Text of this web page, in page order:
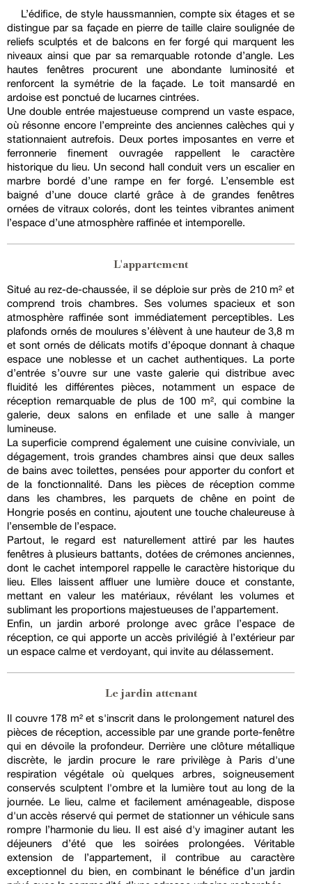
L’édifice, de style haussmannien, compte six étages et se
distingue par sa façade en pierre de taille claire soulignée de
reliefs sculptés et de balcons en fer forgé qui marquent les
niveaux ainsi que par sa remarquable rotonde d’angle. Les
hautes fenêtres procurent une abondante luminosité et
renforcent la symétrie de la façade. Le toit mansardé en
ardoise est ponctué de lucarnes cintrées.
Une double entrée majestueuse comprend un vaste espace,
où résonne encore l’empreinte des anciennes calèches qui y
stationnaient autrefois. Deux portes imposantes en verre et
ferronnerie finement ouvragée rappellent le caractère
historique du lieu. Un second hall conduit vers un escalier en
marbre bordé d’une rampe en fer forgé. L’ensemble est
baigné d’une douce clarté grâce à de grandes fenêtres
ornées de vitraux colorés, dont les teintes vibrantes animent
l’espace d’une atmosphère raffinée et intemporelle.
L'appartement
Situé au rez-de-chaussée, il se déploie sur près de 210 m² et
comprend trois chambres. Ses volumes spacieux et son
atmosphère raffinée sont immédiatement perceptibles. Les
plafonds ornés de moulures s’élèvent à une hauteur de 3,8 m
et sont ornés de délicats motifs d’époque donnant à chaque
espace une noblesse et un cachet authentiques. La porte
d’entrée s’ouvre sur une vaste galerie qui distribue avec
fluidité les différentes pièces, notamment un espace de
réception remarquable de plus de 100 m², qui combine la
galerie, deux salons en enfilade et une salle à manger
lumineuse.
La superficie comprend également une cuisine conviviale, un
dégagement, trois grandes chambres ainsi que deux salles
de bains avec toilettes, pensées pour apporter du confort et
de la fonctionnalité. Dans les pièces de réception comme
dans les chambres, les parquets de chêne en point de
Hongrie posés en continu, ajoutent une touche chaleureuse à
l’ensemble de l’espace.
Partout, le regard est naturellement attiré par les hautes
fenêtres à plusieurs battants, dotées de crémones anciennes,
dont le cachet intemporel rappelle le caractère historique du
lieu. Elles laissent affluer une lumière douce et constante,
mettant en valeur les matériaux, révélant les volumes et
sublimant les proportions majestueuses de l’appartement.
Enfin, un jardin arboré prolonge avec grâce l’espace de
réception, ce qui apporte un accès privilégié à l’extérieur par
un espace calme et verdoyant, qui invite au délassement.
Le jardin attenant
Il couvre 178 m² et s'inscrit dans le prolongement naturel des
pièces de réception, accessible par une grande porte-fenêtre
qui en dévoile la profondeur. Derrière une clôture métallique
discrète, le jardin procure le rare privilège à Paris d'une
respiration végétale où quelques arbres, soigneusement
conservés sculptent l'ombre et la lumière tout au long de la
journée. Le lieu, calme et facilement aménageable, dispose
d'un accès réservé qui permet de stationner un véhicule sans
rompre l’harmonie du lieu. Il est aisé d'y imaginer autant les
déjeuners d’été que les soirées prolongées. Véritable
extension de l’appartement, il contribue au caractère
exceptionnel du bien, en combinant le bénéfice d’un jardin